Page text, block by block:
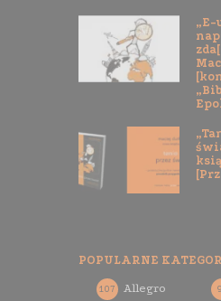
„E-
POPULARNE
Allegro
107